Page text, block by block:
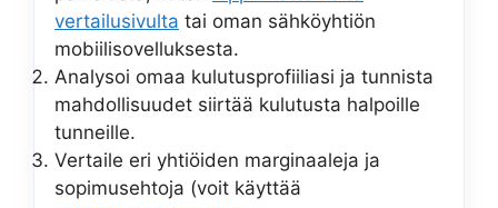
vertailusivulta tai oman sähköyhtiön
mobiilisovelluksesta.
Analysoi omaa kulutusprofiiliasi ja tunnista
mahdollisuudet siirtää kulutusta halpoille
tunneille.
Vertaile eri yhtiöiden marginaaleja ja
sopimusehtoja (voit käyttää